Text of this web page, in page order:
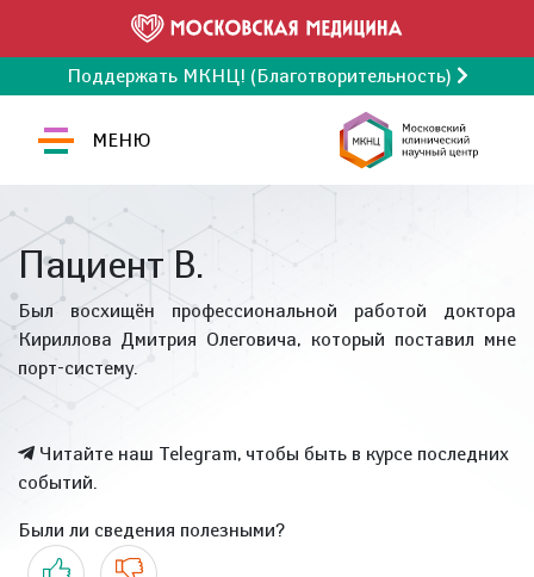
Поддержать МКНЦ! (Благотворительность)
МЕНЮ
Пациент В.
Был восхищён профессиональной работой доктора
Кириллова Дмитрия Олеговича, который поставил мне
порт-систему.
Читайте наш Telegram, чтобы быть в курсе последних
событий.
Были ли сведения полезными?
Да Нет